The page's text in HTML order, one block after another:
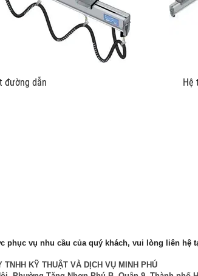
một đường dẫn Hệ thống trượt
phục vụ nhu cầu của quý khách, vui lòng liên hệ
TNHH KỸ THUẬT VÀ DỊCH VỤ MINH PHÚ